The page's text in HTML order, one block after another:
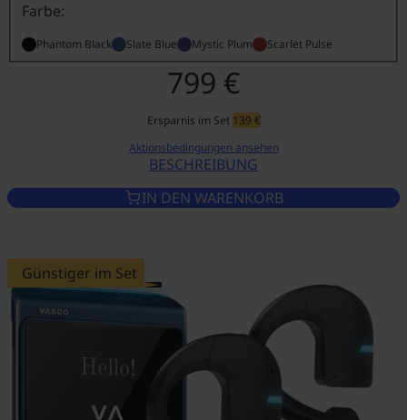
Farbe:
Phantom Black Slate Blue Mystic Plum Scarlet Pulse
BESCHREIBUNGVASCO TRANSLATOR Q1
799 €
Ersparnis im Set 139 €
Aktionsbedingungen ansehen
IN DEN WARENKORB
Günstiger im Set